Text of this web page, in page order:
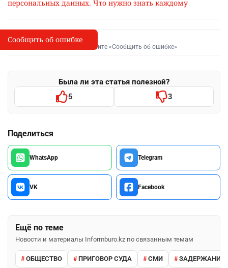
персональных данных. Что нужно знать каждому
I
Сообщить об опечатке
Выделите фрагмент и нажмите «Сообщить об ошибке»
Была ли эта статья полезной?
5 3
Поделиться
WhatsApp Telegram
VK Facebook
Ещё по теме
Новости и материалы Informburo.kz по связанным темам
ОБЩЕСТВО ПРИГОВОР СУДА СМИ ЗАДЕРЖАНИЕ
Сообщить об ошибке